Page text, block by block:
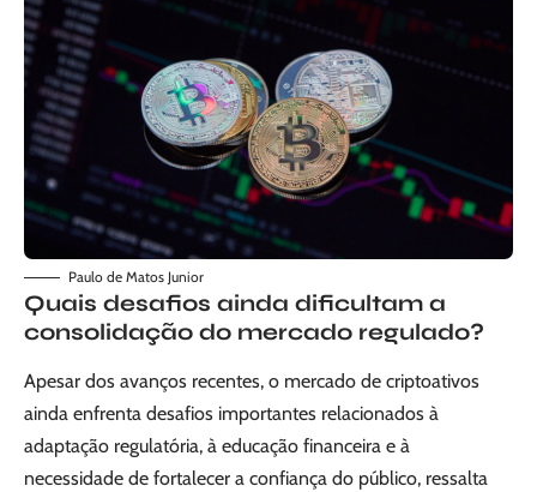
Paulo de Matos Junior
Quais desafios ainda dificultam a
consolidação do mercado regulado?
Apesar dos avanços recentes, o mercado de criptoativos
ainda enfrenta desafios importantes relacionados à
adaptação regulatória, à educação financeira e à
necessidade de fortalecer a confiança do público, ressalta